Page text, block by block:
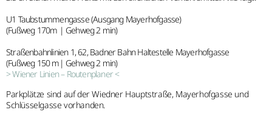
U1 Taubstummengasse (Ausgang Mayerhofgasse)
(Fußweg 170m | Gehweg 2 min)
Straßenbahnlinien 1, 62, Badner Bahn Haltestelle Mayerhofgasse
(Fußweg 150 m| Gehweg 2 min)
> Wiener Linien – Routenplaner <
Parkplätze sind auf der Wiedner Hauptstraße, Mayerhofgasse und
Schlüsselgasse vorhanden.